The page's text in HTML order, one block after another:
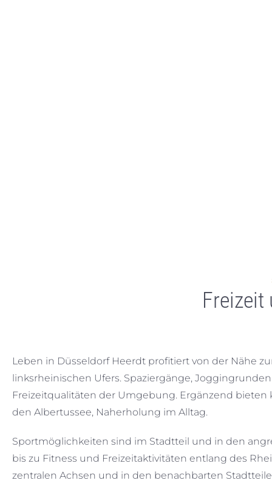
Freizeit
Leben in Düsseldorf Heerdt profitiert von der Nähe
linksrheinischen Ufers. Spaziergänge,
Freizeitqualitäten der Umgebung. Ergänzend
den Albertussee, Naherholung im Alltag.
Sportmöglichkeiten sind im Stadtteil und in den
bis zu Fitness und Freizeitaktivitäten entlang des
zentralen Achsen und in den benachbarten